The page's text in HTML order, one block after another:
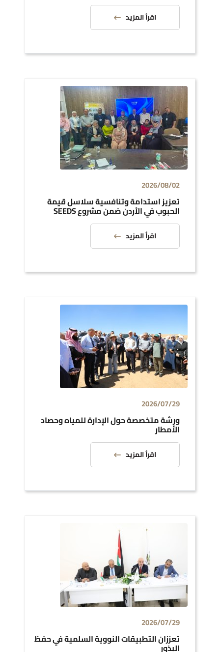
اقرأ المزيد
2026/08/02
تعزيز استدامة وتنافسية سلاسل قيمة
الحبوب في الأردن ضمن مشروع SEEDS
اقرأ المزيد
2026/07/29
ورشة متخصصة حول الإدارة للمياه وحصاد
الأمطار
اقرأ المزيد
2026/07/29
تعززان التطبيقات النووية السلمية في حفظ
البذور